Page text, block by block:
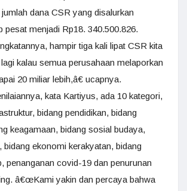
dana CSR yang disalurkan
pesat menjadi Rp18. 340.500.826.
hampir tiga kali lipat CSR kita
kalau semua perusahaan melaporkan
20 miliar lebih,â€ ucapnya.
kata Kartiyus, ada 10 kategori,
bidang pendidikan, bidang
keagamaan, bidang sosial budaya,
bidang ekonomi kerakyatan, bidang
penanganan covid-19 dan penurunan
â€œKami yakin dan percaya bahwa